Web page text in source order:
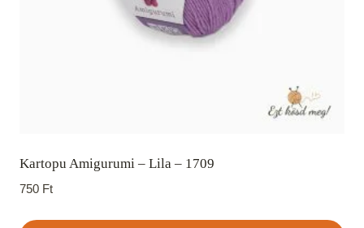
Kartopu Amigurumi – Lila – 1709
750 Ft